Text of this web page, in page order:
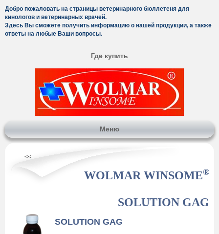
Добро пожаловать на страницы ветеринарного бюллетеня для
кинологов и ветеринарных врачей.
Здесь Вы сможете получить информацию о нашей продукции, а также
ответы на любые Ваши вопросы.
Где купить
Меню
<<
WOLMAR WINSOME®
SOLUTION GAG
SOLUTION GAG